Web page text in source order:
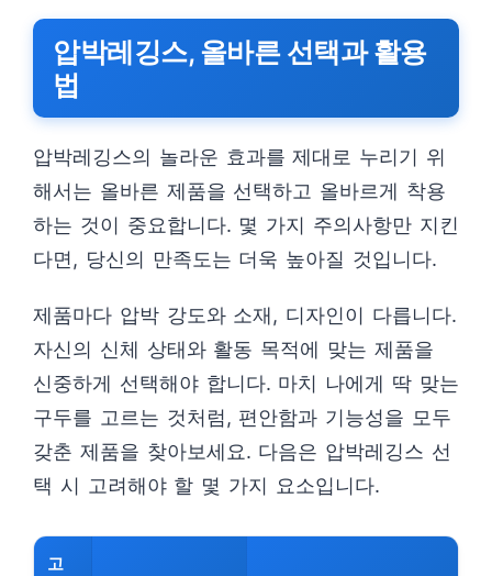
압박레깅스, 올바른 선택과 활용
법
압박레깅스의 놀라운 효과를 제대로 누리기 위
해서는 올바른 제품을 선택하고 올바르게 착용
하는 것이 중요합니다. 몇 가지 주의사항만 지킨
다면, 당신의 만족도는 더욱 높아질 것입니다.
제품마다 압박 강도와 소재, 디자인이 다릅니다.
자신의 신체 상태와 활동 목적에 맞는 제품을
신중하게 선택해야 합니다. 마치 나에게 딱 맞는
구두를 고르는 것처럼, 편안함과 기능성을 모두
갖춘 제품을 찾아보세요. 다음은 압박레깅스 선
택 시 고려해야 할 몇 가지 요소입니다.
고